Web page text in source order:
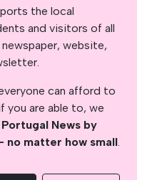
the local
and visitors of all
website,
can afford to
you are able to, we
News by
no matter how small.